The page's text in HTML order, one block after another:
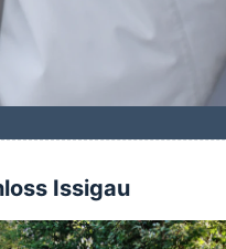
Issigau